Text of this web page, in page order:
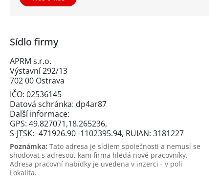
Sídlo firmy
APRM s.r.o.
Výstavní 292/13
702 00 Ostrava
IČO: 02536145
Datová schránka: dp4ar87
Další informace:
GPS: 49.827071,18.265236,
S-JTSK: -471926.90 -1102395.94, RUIAN: 3181227
Poznámka: Tato adresa je sídlem společnosti a nemusí se
shodovat s adresou, kam firma hledá nové pracovníky.
Adresa pracovní nabídky je uvedena v inzerci - v poli
Lokalita.